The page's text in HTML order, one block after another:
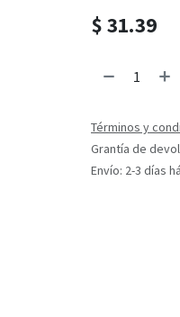
$31.39
Términos y
Grantía de
Envío: 2-3 días